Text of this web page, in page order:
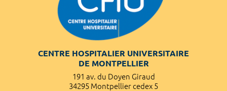
CENTRE HOSPITALIER UNIVERSITAIRE
DE MONTPELLIER
191 av. du Doyen Giraud
34295 Montpellier cedex 5